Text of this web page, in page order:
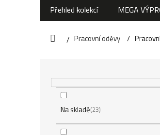
Přehled kolekcí MEGA
DomůPracovní oděvy
Na skladě 23